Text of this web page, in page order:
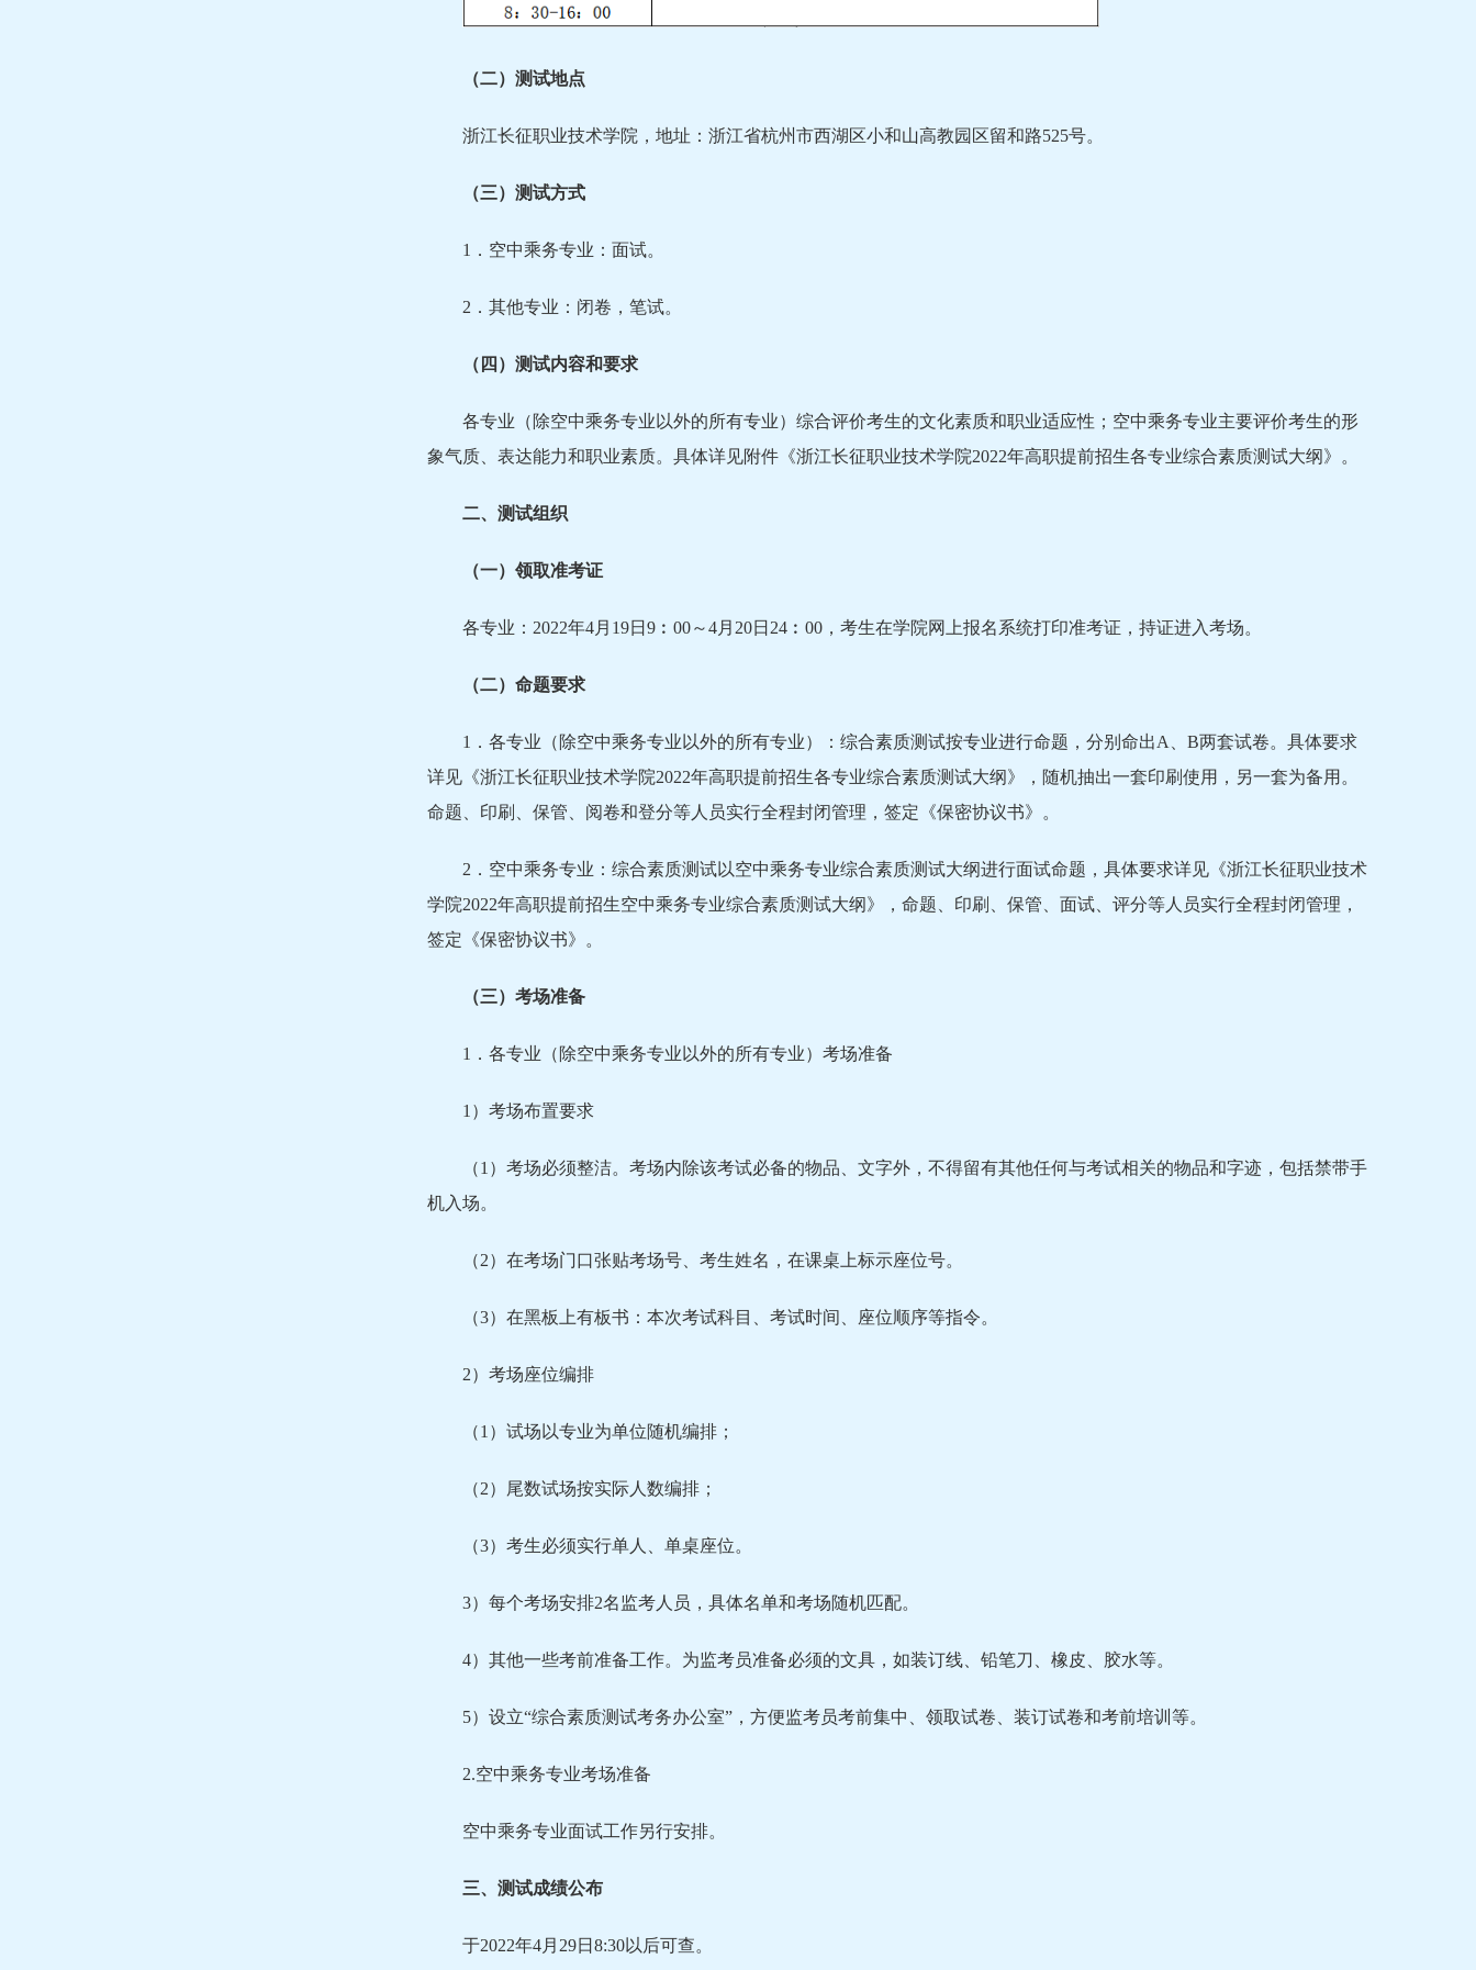
（二）测试地点
浙江长征职业技术学院，地址：浙江省杭州市西湖区小和山高教园区留和路525号。
（三）测试方式
1．空中乘务专业：面试。
2．其他专业：闭卷，笔试。
（四）测试内容和要求
各专业（除空中乘务专业以外的所有专业）综合评价考生的文化素质和职业适应性；空中乘务专业主要评价考生的形
象气质、表达能力和职业素质。具体详见附件《浙江长征职业技术学院2022年高职提前招生各专业综合素质测试大纲》。
二、测试组织
（一）领取准考证
各专业：2022年4月19日9︰00～4月20日24︰00，考生在学院网上报名系统打印准考证，持证进入考场。
（二）命题要求
1．各专业（除空中乘务专业以外的所有专业）：综合素质测试按专业进行命题，分别命出A、B两套试卷。具体要求
详见《浙江长征职业技术学院2022年高职提前招生各专业综合素质测试大纲》，随机抽出一套印刷使用，另一套为备用。
命题、印刷、保管、阅卷和登分等人员实行全程封闭管理，签定《保密协议书》。
2．空中乘务专业：综合素质测试以空中乘务专业综合素质测试大纲进行面试命题，具体要求详见《浙江长征职业技术
学院2022年高职提前招生空中乘务专业综合素质测试大纲》，命题、印刷、保管、面试、评分等人员实行全程封闭管理，
签定《保密协议书》。
（三）考场准备
1．各专业（除空中乘务专业以外的所有专业）考场准备
1）考场布置要求
（1）考场必须整洁。考场内除该考试必备的物品、文字外，不得留有其他任何与考试相关的物品和字迹，包括禁带手
机入场。
（2）在考场门口张贴考场号、考生姓名，在课桌上标示座位号。
（3）在黑板上有板书：本次考试科目、考试时间、座位顺序等指令。
2）考场座位编排
（1）试场以专业为单位随机编排；
（2）尾数试场按实际人数编排；
（3）考生必须实行单人、单桌座位。
3）每个考场安排2名监考人员，具体名单和考场随机匹配。
4）其他一些考前准备工作。为监考员准备必须的文具，如装订线、铅笔刀、橡皮、胶水等。
5）设立“综合素质测试考务办公室”，方便监考员考前集中、领取试卷、装订试卷和考前培训等。
2.空中乘务专业考场准备
空中乘务专业面试工作另行安排。
三、测试成绩公布
于2022年4月29日8:30以后可查。